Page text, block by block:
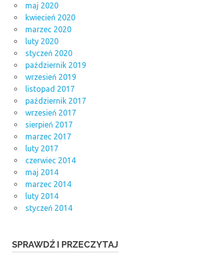
maj 2020
kwiecień 2020
marzec 2020
luty 2020
styczeń 2020
październik 2019
wrzesień 2019
listopad 2017
październik 2017
wrzesień 2017
sierpień 2017
marzec 2017
luty 2017
czerwiec 2014
maj 2014
marzec 2014
luty 2014
styczeń 2014
SPRAWDŹ I PRZECZYTAJ